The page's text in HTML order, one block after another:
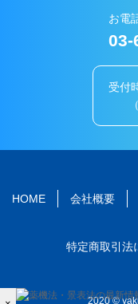
お電
03-
受付
HOME 会社概要
特定商取引法
2020 ©